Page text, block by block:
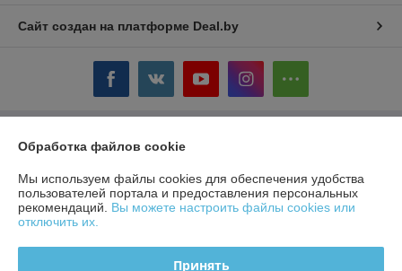
Сайт создан на платформе Deal.by
Информация для покупателя
Юридическое лицо: ЧТУП «БелТоргХолод»
220036, Республика Беларусь, г.Минск, пер. Домашевский, 9-9
Регистрационный номер ЕГР: 190859074
Обработка файлов cookie
Мы используем файлы cookies для обеспечения удобства
пользователей портала и предоставления персональных
рекомендаций. Вы можете настроить файлы cookies или
отключить их.
Принять